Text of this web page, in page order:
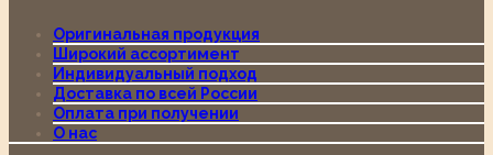
Оригинальная продукция
Широкий ассортимент
Индивидуальный подход
Доставка по всей России
Оплата при получении
О нас